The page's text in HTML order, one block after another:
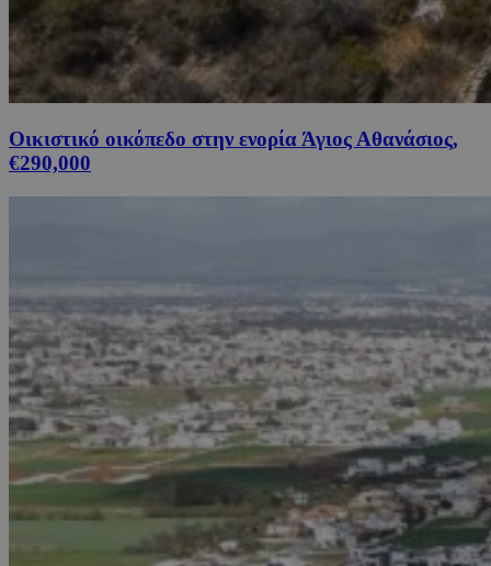
Οικιστικό οικόπεδο στην ενορία Άγιος Αθανάσιος,
€290,000